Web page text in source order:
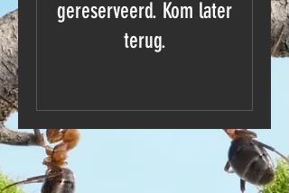
gereserveerd. Kom later
terug.